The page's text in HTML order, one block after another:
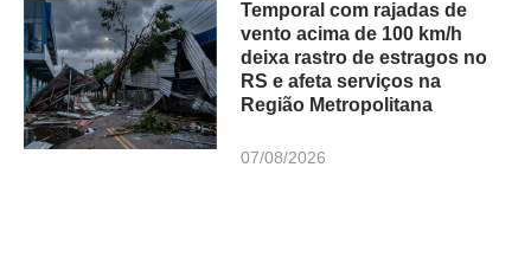
Temporal com rajadas de
vento acima de 100 km/h
deixa rastro de estragos no
RS e afeta serviços na
Região Metropolitana
07/08/2026